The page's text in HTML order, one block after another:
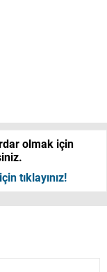
olmak için
tıklayınız!